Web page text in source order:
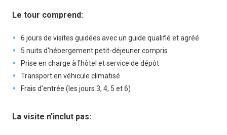
Le tour comprend:
6 jours de visites guidées avec un guide qualifié et agréé
5 nuits d'hébergement petit-déjeuner compris
Prise en charge à l'hôtel et service de dépôt
Transport en véhicule climatisé
Frais d'entrée (les jours 3, 4, 5 et 6)
La visite n'inclut pas: